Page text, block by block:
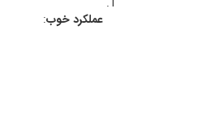
عملکرد خوب: